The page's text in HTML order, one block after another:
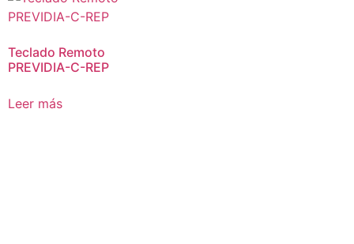
Teclado Remoto
PREVIDIA-C-REP
Leer más